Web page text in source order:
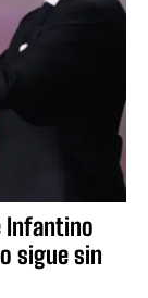
Infantino
sigue sin